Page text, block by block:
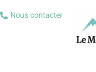
Nous contacter